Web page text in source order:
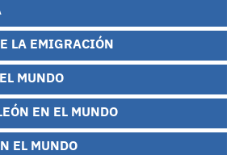
LA EMIGRACIÓN
MUNDO
EN EL MUNDO
EL MUNDO